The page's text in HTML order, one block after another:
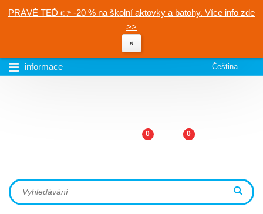
PRÁVĚ TEĎ 👉 -20 % na školní aktovky a batohy. Více info zde
>>
×
informace Čeština
0 0